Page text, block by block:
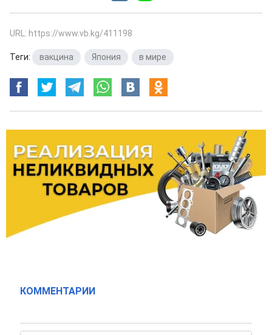
URL: https://www.vb.kg/411198
Теги: вакцина Япония в мире
КОММЕНТАРИИ